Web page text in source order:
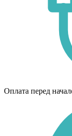
Оплата перед